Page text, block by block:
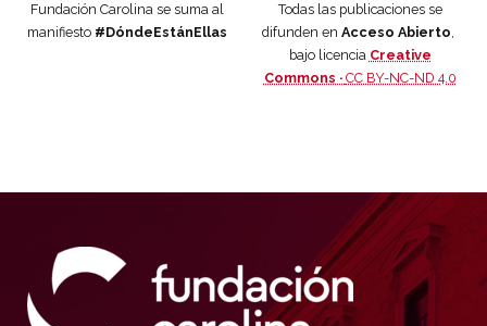
Fundación Carolina se suma al
manifiesto #DóndeEstánEllas
Todas las publicaciones se
difunden en Acceso Abierto,
bajo licencia Creative
Commons · CC BY-NC-ND 4.0